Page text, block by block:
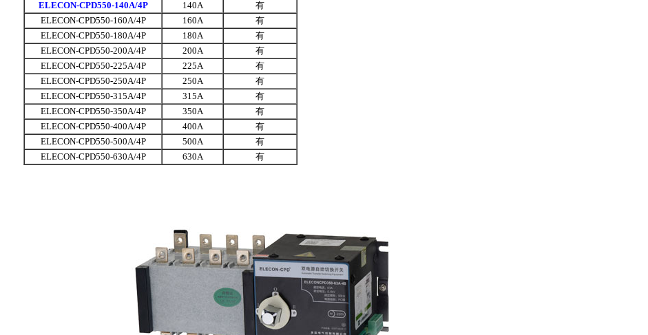
ELECON-CPD550-140A/4P
140A
有
ELECON-CPD550-160A/4P
160A
有
ELECON-CPD550-180A/4P
180A
有
ELECON-CPD550-200A/4P
200A
有
ELECON-CPD550-225A/4P
225A
有
ELECON-CPD550-250A/4P
250A
有
ELECON-CPD550-315A/4P
315A
有
ELECON-CPD550-350A/4P
350A
有
ELECON-CPD550-400A/4P
400A
有
ELECON-CPD550-500A/4P
500A
有
ELECON-CPD550-630A/4P
630A 有